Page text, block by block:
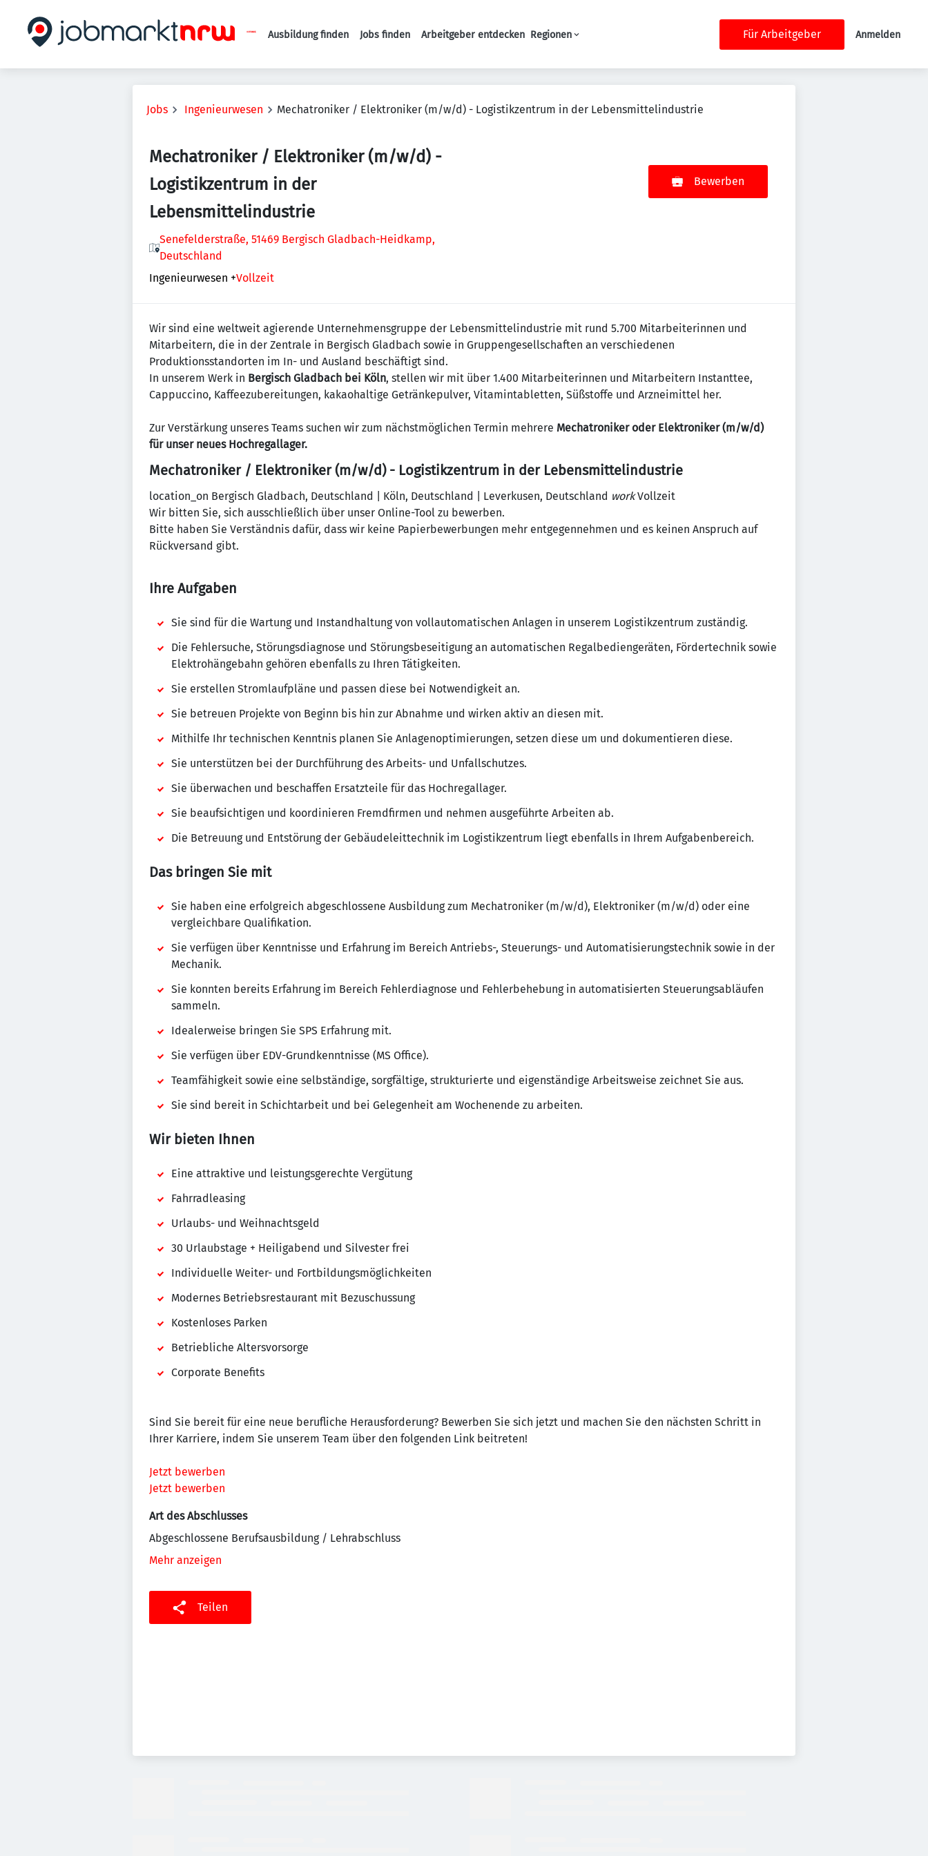
Haupt-Navigation
Ausbildung finden Jobs finden Arbeitgeber entdecken Regionen Für Arbeitgeber Anmelden
Jobs Ingenieurwesen Mechatroniker / Elektroniker (m/w/d) - Logistikzentrum in der Lebensmittelindustrie
Mechatroniker / Elektroniker (m/w/d) -
Logistikzentrum in der
Lebensmittelindustrie
Senefelderstraße, 51469 Bergisch Gladbach-Heidkamp,
Deutschland
Ingenieurwesen +Vollzeit
Bewerben
Wir sind eine weltweit agierende Unternehmensgruppe der Lebensmittelindustrie mit rund 5.700 Mitarbeiterinnen und
Mitarbeitern, die in der Zentrale in Bergisch Gladbach sowie in Gruppengesellschaften an verschiedenen
Produktionsstandorten im In- und Ausland beschäftigt sind.
In unserem Werk in Bergisch Gladbach bei Köln, stellen wir mit über 1.400 Mitarbeiterinnen und Mitarbeitern Instanttee,
Cappuccino, Kaffeezubereitungen, kakaohaltige Getränkepulver, Vitamintabletten, Süßstoffe und Arzneimittel her.
Zur Verstärkung unseres Teams suchen wir zum nächstmöglichen Termin mehrere Mechatroniker oder Elektroniker (m/w/d)
für unser neues Hochregallager.
Mechatroniker / Elektroniker (m/w/d) - Logistikzentrum in der Lebensmittelindustrie
location_on Bergisch Gladbach, Deutschland | Köln, Deutschland | Leverkusen, Deutschland workVollzeit
Wir bitten Sie, sich ausschließlich über unser Online-Tool zu bewerben.
Bitte haben Sie Verständnis dafür, dass wir keine Papierbewerbungen mehr entgegennehmen und es keinen Anspruch auf
Rückversand gibt.
Ihre Aufgaben
Sie sind für die Wartung und Instandhaltung von vollautomatischen Anlagen in unserem Logistikzentrum zuständig.
Die Fehlersuche, Störungsdiagnose und Störungsbeseitigung an automatischen Regalbediengeräten, Fördertechnik sowie
Elektrohängebahn gehören ebenfalls zu Ihren Tätigkeiten.
Sie erstellen Stromlaufpläne und passen diese bei Notwendigkeit an.
Sie betreuen Projekte von Beginn bis hin zur Abnahme und wirken aktiv an diesen mit.
Mithilfe Ihr technischen Kenntnis planen Sie Anlagenoptimierungen, setzen diese um und dokumentieren diese.
Sie unterstützen bei der Durchführung des Arbeits- und Unfallschutzes.
Sie überwachen und beschaffen Ersatzteile für das Hochregallager.
Sie beaufsichtigen und koordinieren Fremdfirmen und nehmen ausgeführte Arbeiten ab.
Die Betreuung und Entstörung der Gebäudeleittechnik im Logistikzentrum liegt ebenfalls in Ihrem Aufgabenbereich.
Das bringen Sie mit
Sie haben eine erfolgreich abgeschlossene Ausbildung zum Mechatroniker (m/w/d), Elektroniker (m/w/d) oder eine
vergleichbare Qualifikation.
Sie verfügen über Kenntnisse und Erfahrung im Bereich Antriebs-, Steuerungs- und Automatisierungstechnik sowie in der
Mechanik.
Sie konnten bereits Erfahrung im Bereich Fehlerdiagnose und Fehlerbehebung in automatisierten Steuerungsabläufen
sammeln.
Idealerweise bringen Sie SPS Erfahrung mit.
Sie verfügen über EDV-Grundkenntnisse (MS Office).
Teamfähigkeit sowie eine selbständige, sorgfältige, strukturierte und eigenständige Arbeitsweise zeichnet Sie aus.
Sie sind bereit in Schichtarbeit und bei Gelegenheit am Wochenende zu arbeiten.
Wir bieten Ihnen
Eine attraktive und leistungsgerechte Vergütung
Fahrradleasing
Urlaubs- und Weihnachtsgeld
30 Urlaubstage + Heiligabend und Silvester frei
Individuelle Weiter- und Fortbildungsmöglichkeiten
Modernes Betriebsrestaurant mit Bezuschussung
Kostenloses Parken
Betriebliche Altersvorsorge
Corporate Benefits
Sind Sie bereit für eine neue berufliche Herausforderung? Bewerben Sie sich jetzt und machen Sie den nächsten Schritt in
Ihrer Karriere, indem Sie unserem Team über den folgenden Link beitreten!
Jetzt bewerben
Jetzt bewerben
Art des Abschlusses
Abgeschlossene Berufsausbildung / Lehrabschluss
Mehr anzeigen
Teilen